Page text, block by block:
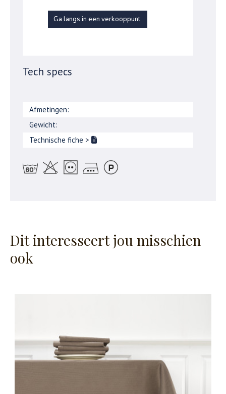
Ga langs in een verkooppunt
Tech specs
Afmetingen:
Gewicht:
Technische fiche >
Dit interesseert jou misschien
ook